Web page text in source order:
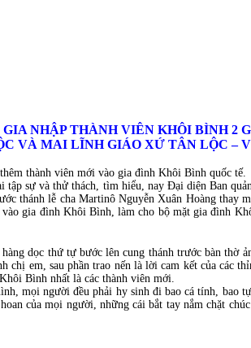
NHẬP THÀNH VIÊN KHÔI BÌNH 2
VÀ MAI LĨNH GIÁO XỨ TÂN LỘC –
thành viên mới vào gia đình Khôi Bình quốc tế.
sự và thử thách, tìm hiểu, nay Đại diện Ban
thánh lễ cha Martinô Nguyễn Xuân Hoàng thay
gia đình Khôi Bình, làm cho bộ mặt gia đình
dọc thứ tự bước lên cung thánh trước bàn thờ
em, sau phần trao nến là lời cam kết của các
Bình nhất là các thành viên mới.
mọi người đều phải hy sinh đi bao cá tính, bao
của mọi người, những cái bắt tay nắm chặt